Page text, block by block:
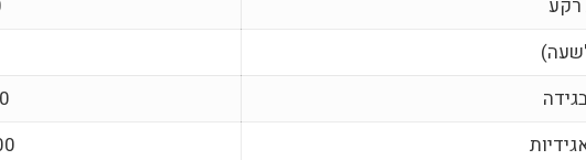
רקע